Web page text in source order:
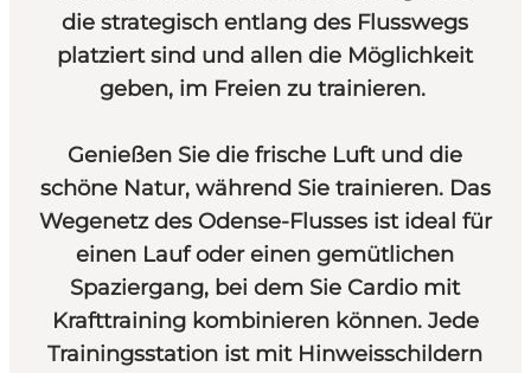
die strategisch entlang des Flusswegs
platziert sind und allen die Möglichkeit
geben, im Freien zu trainieren.
Genießen Sie die frische Luft und die
schöne Natur, während Sie trainieren. Das
Wegenetz des Odense-Flusses ist ideal für
einen Lauf oder einen gemütlichen
Spaziergang, bei dem Sie Cardio mit
Krafttraining kombinieren können. Jede
Trainingsstation ist mit Hinweisschildern